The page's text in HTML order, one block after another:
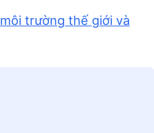
trường thế giới và